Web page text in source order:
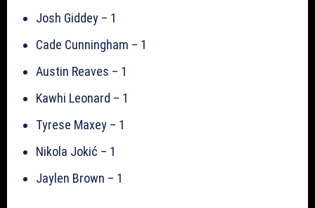
Josh Giddey – 1
Cade Cunningham – 1
Austin Reaves – 1
Kawhi Leonard – 1
Tyrese Maxey – 1
Nikola Jokić – 1
Jaylen Brown – 1